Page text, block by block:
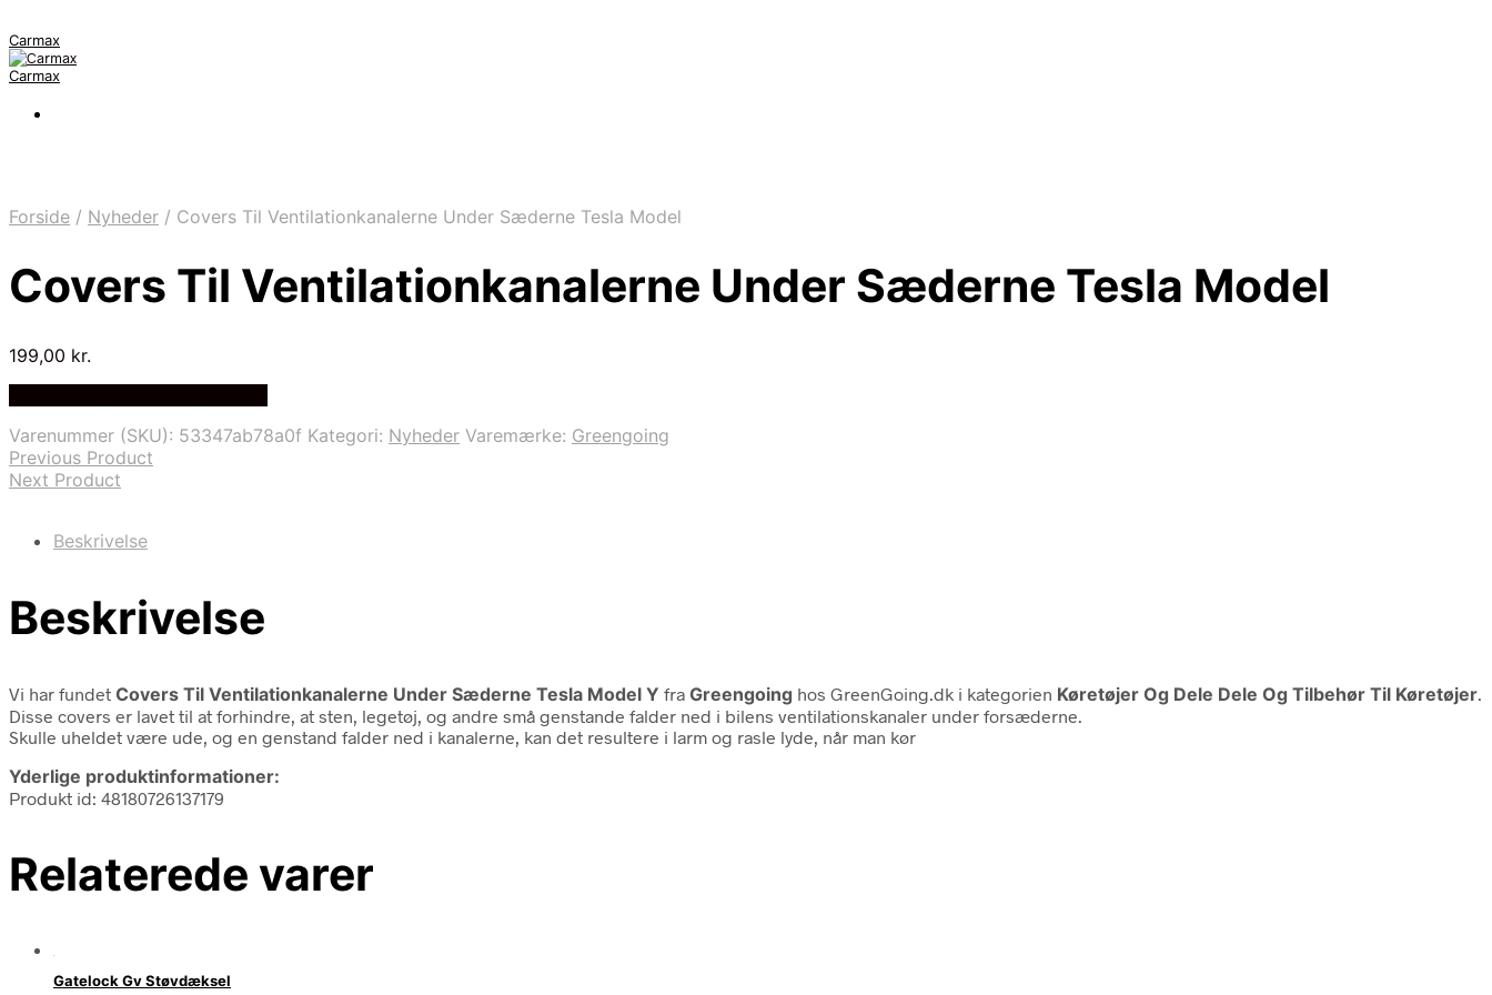
Carmax
Carmax
Forside / Nyheder / Covers Til Ventilationkanalerne Under Sæderne Tesla Model
Covers Til Ventilationkanalerne Under Sæderne Tesla Model
199,00 kr.
Varenummer (SKU): 53347ab78a0f Kategori: Nyheder Varemærke: Greengoing
Previous Product
Next Product
Beskrivelse
Beskrivelse
Vi har fundet Covers Til Ventilationkanalerne Under Sæderne Tesla Model Y fra Greengoing hos GreenGoing.dk i kategorien Køretøjer Og Dele Dele Og Tilbehør Til Køretøjer
Disse covers er lavet til at forhindre, at sten, legetøj, og andre små genstande falder ned i bilens ventilationskanaler under forsæderne.
Skulle uheldet være ude, og en genstand falder ned i kanalerne, kan det resultere i larm og rasle lyde, når man kør
Yderlige produktinformationer:
Produkt id: 48180726137179
Relaterede varer
Gatelock Gv Støvdæksel